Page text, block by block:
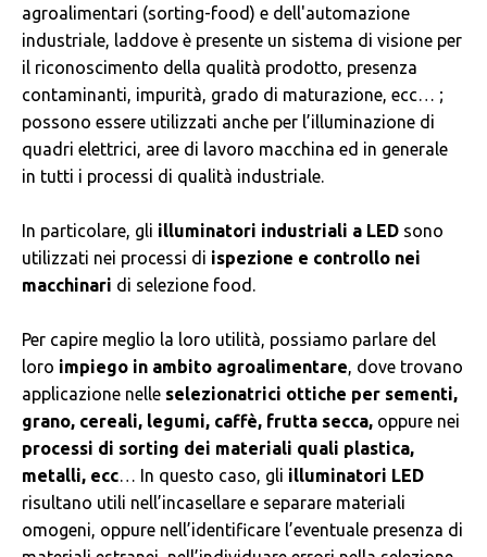
agroalimentari (sorting-food) e dell'automazione
industriale, laddove è presente un sistema di visione per
il riconoscimento della qualità prodotto, presenza
contaminanti, impurità, grado di maturazione, ecc… ;
possono essere utilizzati anche per l’illuminazione di
quadri elettrici, aree di lavoro macchina ed in generale
in tutti i processi di qualità industriale.
In particolare, gli illuminatori industriali a LED sono
utilizzati nei processi di ispezione e controllo nei
macchinari di selezione food.
Per capire meglio la loro utilità, possiamo parlare del
loro impiego in ambito agroalimentare, dove trovano
applicazione nelle selezionatrici ottiche per sementi,
grano, cereali, legumi, caffè, frutta secca, oppure nei
processi di sorting dei materiali quali plastica,
metalli, ecc… In questo caso, gli illuminatori LED
risultano utili nell’incasellare e separare materiali
omogeni, oppure nell’identificare l’eventuale presenza di